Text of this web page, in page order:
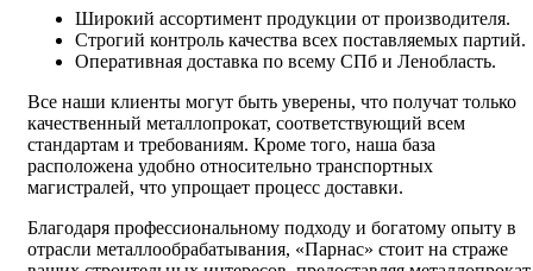
Широкий ассортимент продукции от производителя.
Строгий контроль качества всех поставляемых партий.
Оперативная доставка по всему СПб и Ленобласть.
Все наши клиенты могут быть уверены, что получат только
качественный металлопрокат, соответствующий всем
стандартам и требованиям. Кроме того, наша база
расположена удобно относительно транспортных
магистралей, что упрощает процесс доставки.
Благодаря профессиональному подходу и богатому опыту в
отрасли металлообрабатывания, «Парнас» стоит на страже